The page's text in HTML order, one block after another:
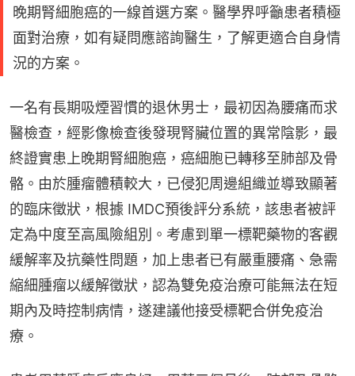
晚期腎細胞癌的一線首選方案。醫學界呼籲患者積極
面對治療，如有疑問應諮詢醫生，了解更適合自身情
況的方案。
一名有長期吸煙習慣的退休男士，最初因為腰痛而求
醫檢查，經影像檢查後發現腎臟位置的異常陰影，最
終證實患上晚期腎細胞癌，癌細胞已轉移至肺部及骨
骼。由於腫瘤體積較大，已侵犯周邊組織並導致顯著
的臨床徵狀，根據 IMDC預後評分系統，該患者被評
定為中度至高風險組別。考慮到單一標靶藥物的客觀
緩解率及抗藥性問題，加上患者已有嚴重腰痛、急需
縮細腫瘤以緩解徵狀，認為雙免疫治療可能無法在短
期內及時控制病情，遂建議他接受標靶合併免疫治
療。